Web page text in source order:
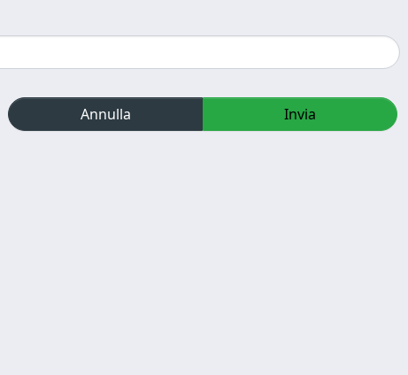
Annulla Invia